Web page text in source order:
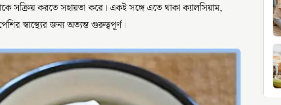
সক্রিয় করতে সহায়তা করে। একই সঙ্গে এতে থাকা ক্যালসিয়াম,
স্বাস্থ্যের জন্য অত্যন্ত গুরুত্বপূর্ণ।